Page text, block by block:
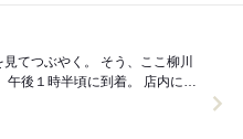
。 そう、ここ柳川